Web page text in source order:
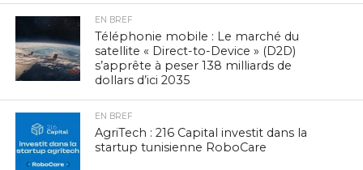
EN BREF
Téléphonie mobile : Le marché du
satellite « Direct-to-Device » (D2D)
s’apprête à peser 138 milliards de
dollars d’ici 2035
EN BREF
AgriTech : 216 Capital investit dans la
startup tunisienne RoboCare